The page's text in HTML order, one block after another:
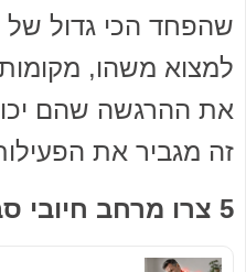
שהפחד הכי גדול של
למצוא משהו, מקומות
את ההרגשה שהם
זה מגביר את
5 צרו מרחב חיובי סביבכם